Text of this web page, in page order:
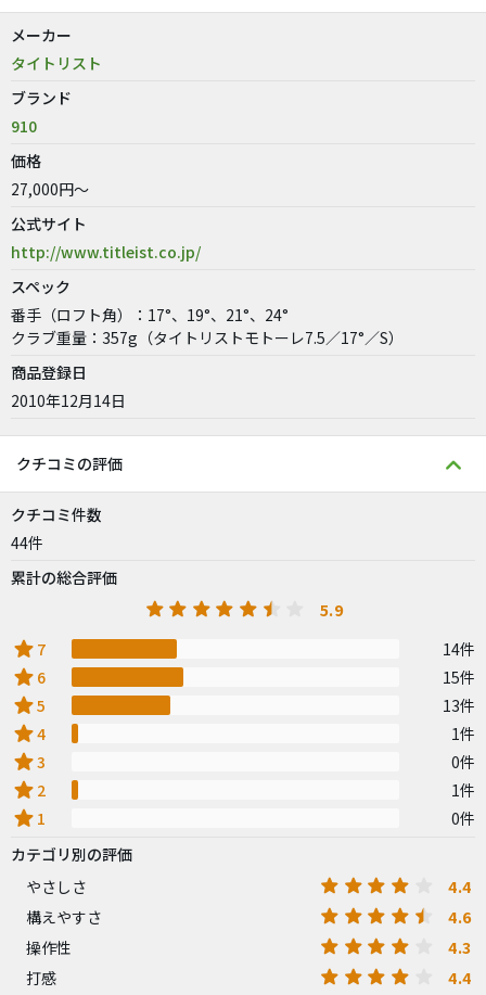
メーカー
タイトリスト
ブランド
910
価格
27,000円～
公式サイト
http://www.titleist.co.jp/
スペック
番手（ロフト角）：17°、19°、21°、24°
クラブ重量：357g（タイトリストモトーレ7.5／17°／S）
商品登録日
2010年12月14日
クチコミの評価
クチコミ件数
44件
累計の総合評価
5.9
star 7 14件
star 6 15件
star5 13件
star4 1件
star3 0件
star 2 1件
star 1
0件
カテゴリ別の評価
やさしさ
4.4
構えやすさ 4.6
操作性 4.3
打感 4.4